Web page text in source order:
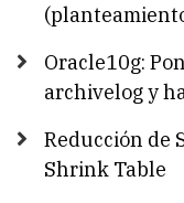
Oracle10g:
archivelog y
Reducción de
Shrink Table